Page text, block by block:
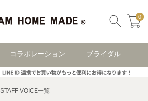
0
コラボレーション ブライダル
STAFF VOICE一覧